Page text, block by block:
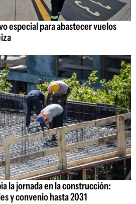
especial para abastecer vuelos
la jornada en la construcción:
y convenio hasta 2031